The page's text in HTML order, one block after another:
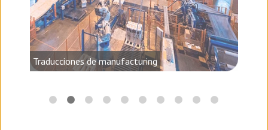
Traducciones de manufacturing